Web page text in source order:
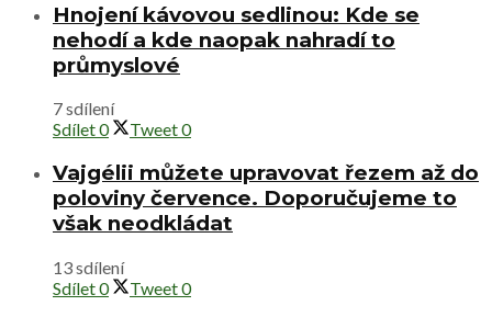
Hnojení kávovou sedlinou: Kde se
nehodí a kde naopak nahradí to
průmyslové
7 sdílení
Sdílet0 Tweet0
Vajgélii můžete upravovat řezem až do
poloviny července. Doporučujeme to
však neodkládat
13 sdílení
Sdílet0 Tweet0